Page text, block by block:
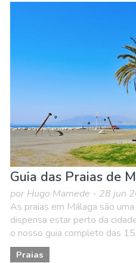
Guia das Praias de
por Hugo Mamede - 28 jun
As praias em Málaga são
dispensa estar perto da
o nosso guia completo das
Praias